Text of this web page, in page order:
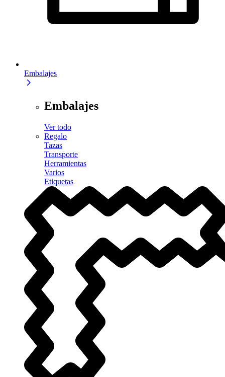
Embalajes
Embalajes
Ver todo
Regalo
Tazas
Transporte
Herramientas
Varios
Etiquetas